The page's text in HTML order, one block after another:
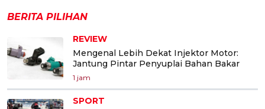
BERITA PILIHAN
REVIEW
Mengenal Lebih Dekat Injektor Motor:
Jantung Pintar Penyuplai Bahan Bakar
1 jam
SPORT